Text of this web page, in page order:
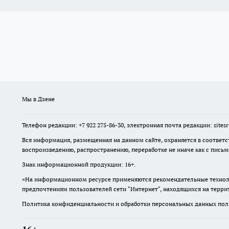
Мы в Дзене
Телефон редакции: +7 922 275-86-30, электронная почта редакции:
Вся информация, размещенная на данном сайте, охраняется в
воспроизведению, распространению, переработке не иначе как с
Знак информационной продукции: 16+.
«На информационном ресурсе применяются рекомендательные
предпочтениям пользователей сети "Интернет", находящихся на
Политика конфиденциальности и обработки персональных данных